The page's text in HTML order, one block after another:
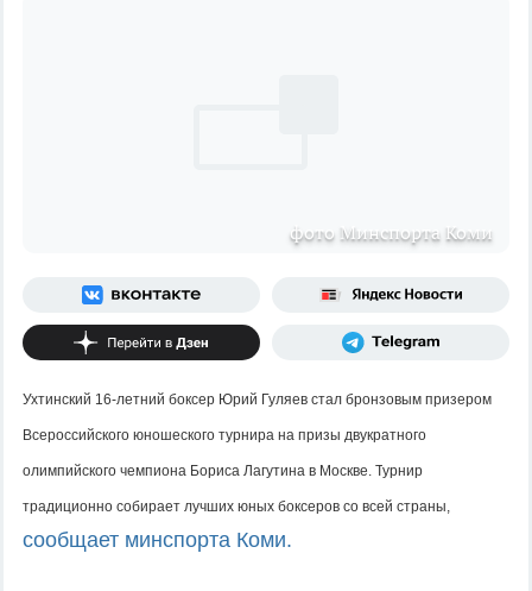
фото Минспорта Коми
Ухтинский 16-летний боксер Юрий Гуляев стал бронзовым призером
Всероссийского юношеского турнира на призы двукратного
олимпийского чемпиона Бориса Лагутина в Москве. Турнир
традиционно собирает лучших юных боксеров со всей страны,
сообщает минспорта Коми.